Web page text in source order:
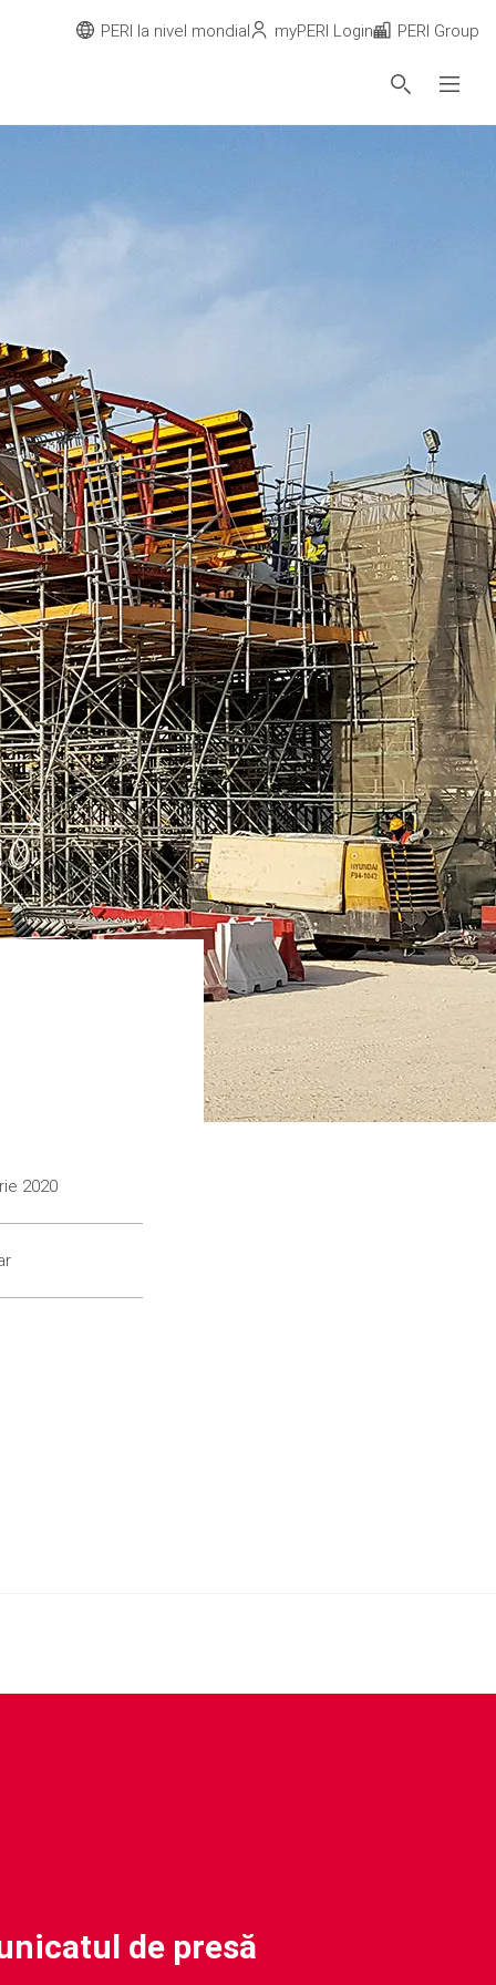
2020
de presă
PERI la nivel mondial myPERI Login PERI Group